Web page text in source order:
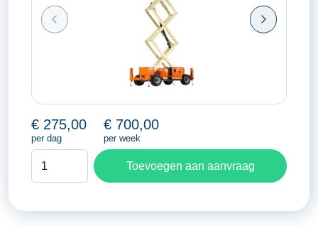
€ 275,00
per dag
€ 700,00
per week
Schaarhoogwerker
aantal
Toevoegen aan aanvraag